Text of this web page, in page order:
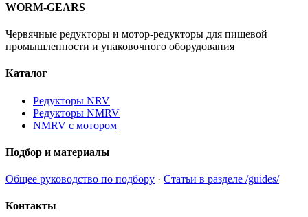
WORM-GEARS
Червячные редукторы и мотор-редукторы для пищевой
промышленности и упаковочного оборудования
Каталог
Редукторы NRV
Редукторы NMRV
NMRV с мотором
Подбор и материалы
Общее руководство по подбору · Статьи в разделе /guides/
Контакты